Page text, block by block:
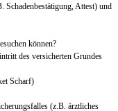
Schadenbestätigung, Attest) und
können?
des versicherten Grundes
Scharf)
(z.B. ärztliches